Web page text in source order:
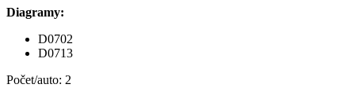
Diagramy:
D0702
D0713
Počet/auto: 2